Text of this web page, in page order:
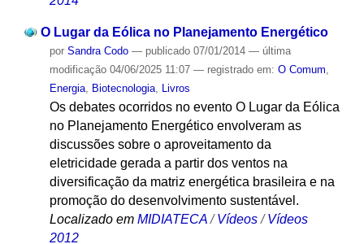
O Lugar da Eólica no Planejamento Energético
por Sandra Codo — publicado07/01/2014 — última
modificação04/06/2025 11:07 — registrado em: O Comum
Energia, Biotecnologia, Livros
Os debates ocorridos no evento O Lugar da Eólica
no Planejamento Energético envolveram as
discussões sobre o aproveitamento da
eletricidade gerada a partir dos ventos na
diversificação da matriz energética brasileira e na
promoção do desenvolvimento sustentável.
Localizado em MIDIATECA /Vídeos /Vídeos
2012